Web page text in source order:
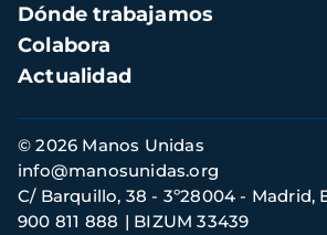
Dónde trabajamos
Colabora
Actualidad
Información
de
contacto
© 2026 Manos Unidas
C/ Barquillo, 38 - 3º28004 - Madrid,
900 811 888
BIZUM 33439
info@manosunidas.org